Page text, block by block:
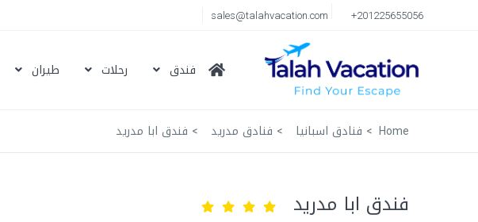
+201225655056
sales@talahvacation.com
فندق رحلات طيران
Home فنادق اسبانيا فنادق مدريد فندق ابا مدريد
فندق ابا مدريد